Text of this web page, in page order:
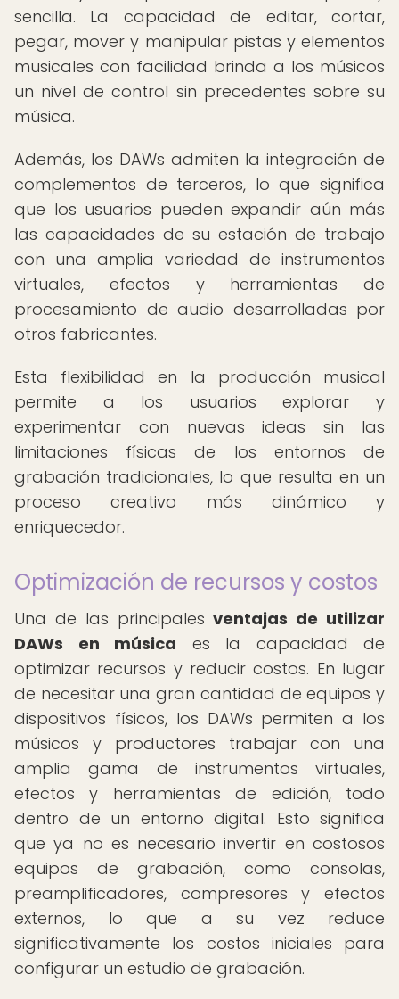
sencilla. La capacidad de editar, cortar,
pegar, mover y manipular pistas y elementos
musicales con facilidad brinda a los músicos
un nivel de control sin precedentes sobre su
música.
Además, los DAWs admiten la integración de
complementos de terceros, lo que significa
que los usuarios pueden expandir aún más
las capacidades de su estación de trabajo
con una amplia variedad de instrumentos
virtuales, efectos y herramientas de
procesamiento de audio desarrolladas por
otros fabricantes.
Esta flexibilidad en la producción musical
permite a los usuarios explorar y
experimentar con nuevas ideas sin las
limitaciones físicas de los entornos de
grabación tradicionales, lo que resulta en un
proceso creativo más dinámico y
enriquecedor.
Optimización de recursos y costos
Una de las principalesventajas de utilizar
DAWs en música es la capacidad de
optimizar recursos y reducir costos. En lugar
de necesitar una gran cantidad de equipos y
dispositivos físicos, los DAWs permiten a los
músicos y productores trabajar con una
amplia gama de instrumentos virtuales,
efectos y herramientas de edición, todo
dentro de un entorno digital. Esto significa
que ya no es necesario invertir en costosos
equipos de grabación, como consolas,
preamplificadores, compresores y efectos
externos, lo que a su vez reduce
significativamente los costos iniciales para
configurar un estudio de grabación.